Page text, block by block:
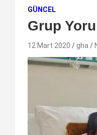
GÜNCEL
Grup
12 Mart 2020 gha